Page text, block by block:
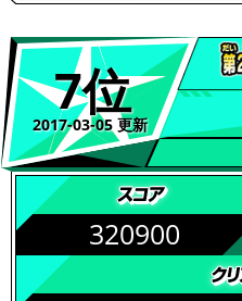
7位
2017-03-05 更新
320900